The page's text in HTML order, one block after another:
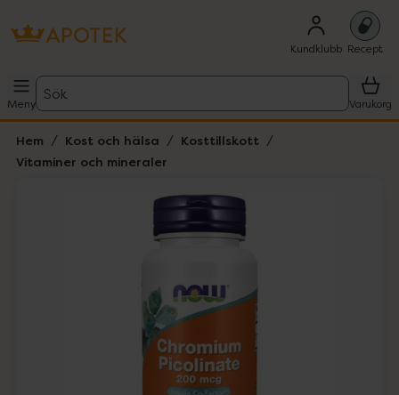
Kundklubb Recept
Meny
Sök
Varukorg
Hem Kost och hälsa
Kosttillskott
Vitaminer och mineraler
Lista: . Innehåller 1 objekt.